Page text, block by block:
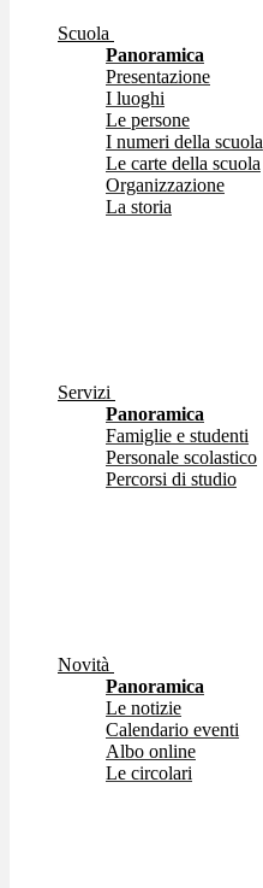
Scuola
Panoramica
Presentazione
I luoghi
Le persone
I numeri della scuola
Le carte della scuola
Organizzazione
La storia
Servizi
Panoramica
Famiglie e studenti
Personale scolastico
Percorsi di studio
Novità
Panoramica
Le notizie
Calendario eventi
Albo online
Le circolari